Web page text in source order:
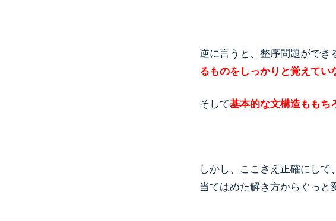
逆に言うと、整序問題ができ
るものをしっかりと覚えてい
そして基本的な文構造ももち
しかし、ここさえ正確にし
当てはめた解き方からぐっと